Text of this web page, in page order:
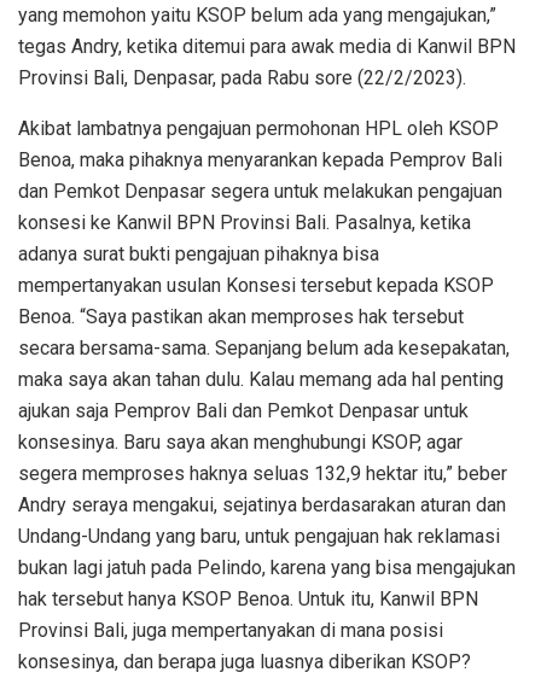
yang memohon yaitu KSOP belum ada yang mengajukan,”
tegas Andry, ketika ditemui para awak media di Kanwil BPN
Provinsi Bali, Denpasar, pada Rabu sore (22/2/2023).
Akibat lambatnya pengajuan permohonan HPL oleh KSOP
Benoa, maka pihaknya menyarankan kepada Pemprov Bali
dan Pemkot Denpasar segera untuk melakukan pengajuan
konsesi ke Kanwil BPN Provinsi Bali. Pasalnya, ketika
adanya surat bukti pengajuan pihaknya bisa
mempertanyakan usulan Konsesi tersebut kepada KSOP
Benoa. “Saya pastikan akan memproses hak tersebut
secara bersama-sama. Sepanjang belum ada kesepakatan,
maka saya akan tahan dulu. Kalau memang ada hal penting
ajukan saja Pemprov Bali dan Pemkot Denpasar untuk
konsesinya. Baru saya akan menghubungi KSOP, agar
segera memproses haknya seluas 132,9 hektar itu,” beber
Andry seraya mengakui, sejatinya berdasarakan aturan dan
Undang-Undang yang baru, untuk pengajuan hak reklamasi
bukan lagi jatuh pada Pelindo, karena yang bisa mengajukan
hak tersebut hanya KSOP Benoa. Untuk itu, Kanwil BPN
Provinsi Bali, juga mempertanyakan di mana posisi
konsesinya, dan berapa juga luasnya diberikan KSOP?